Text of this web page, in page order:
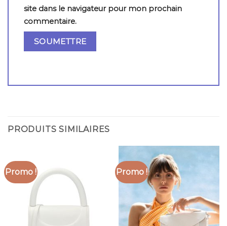
site dans le navigateur pour mon prochain
commentaire.
PRODUITS SIMILAIRES
Promo ! Promo !